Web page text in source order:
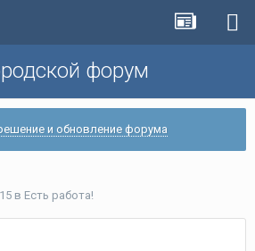
форум
и обновление форума
в Есть работа!